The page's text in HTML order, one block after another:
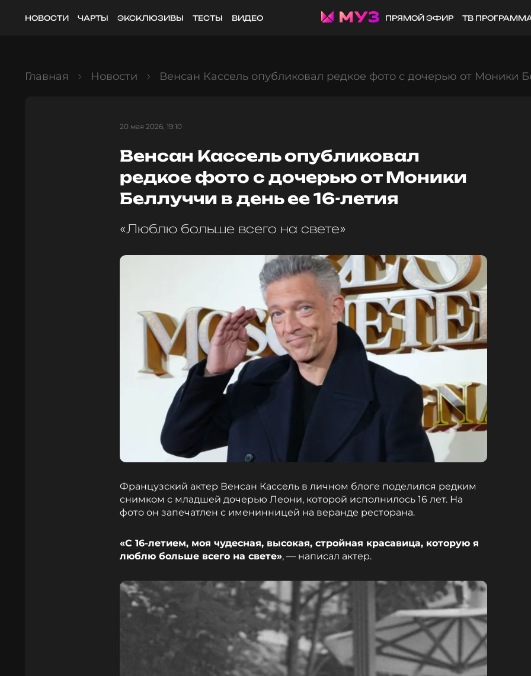
НОВОСТИ ЧАРТЫ ЭКСКЛЮЗИВЫ ТЕСТЫ ВИДЕО ПРЯМОЙ ЭФИР ТВ
Главная Новости Венсан Кассель опубликовал редкое фото с дочерью от Моники
20 мая 2026, 19:10
Венсан Кассель опубликовал
редкое фото с дочерью от Моники
Беллуччи в день ее 16-летия
«Люблю больше всего на свете»
Французский актер Венсан Кассель в личном блоге поделился редким
снимком с младшей дочерью Леони, которой исполнилось 16 лет. На
фото он запечатлен с именинницей на веранде ресторана.
«С 16-летием, моя чудесная, высокая, стройная красавица, которую я
люблю больше всего на свете», — написал актер.